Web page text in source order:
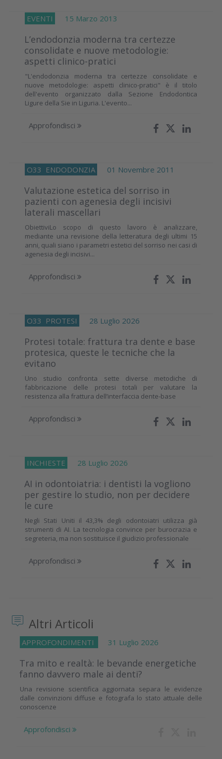
EVENTI 15 Marzo 2013
L’endodonzia moderna tra certezze
consolidate e nuove metodologie:
aspetti clinico-pratici
"L'endodonzia moderna tra certezze consolidate e
nuove metodologie: aspetti clinico-pratici" è il titolo
dell'evento organizzato dalla Sezione Endodontica
Ligure della Sie in Liguria. L'evento...
Approfondisci
O33 ENDODONZIA 01 Novembre 2011
Valutazione estetica del sorriso in
pazienti con agenesia degli incisivi
laterali mascellari
ObiettiviLo scopo di questo lavoro è analizzare,
mediante una revisione della letteratura degli ultimi 15
anni, quali siano i parametri estetici del sorriso nei casi di
agenesia degli incisivi...
Approfondisci
O33 PROTESI 28 Luglio 2026
Protesi totale: frattura tra dente e base
protesica, queste le tecniche che la
evitano
Uno studio confronta sette diverse metodiche di
fabbricazione delle protesi totali per valutare la
resistenza alla frattura dell’interfaccia dente-base
Approfondisci
INCHIESTE 28 Luglio 2026
AI in odontoiatria: i dentisti la vogliono
per gestire lo studio, non per decidere
le cure
Negli Stati Uniti il 43,3% degli odontoiatri utilizza già
strumenti di AI. La tecnologia convince per burocrazia e
segreteria, ma non sostituisce il giudizio professionale
Approfondisci
Altri Articoli
APPROFONDIMENTI 31 Luglio 2026
Tra mito e realtà: le bevande energetiche
fanno davvero male ai denti?
Una revisione scientifica aggiornata separa le evidenze
dalle convinzioni diffuse e fotografa lo stato attuale delle
conoscenze
Approfondisci